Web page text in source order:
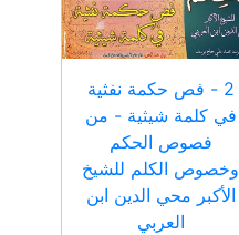
2 - فص حكمة نفثية
في كلمة شيثية - من
فصوص الحكم
وخصوص الكلم للشيخ
الأكبر محي الدين ابن
العربي